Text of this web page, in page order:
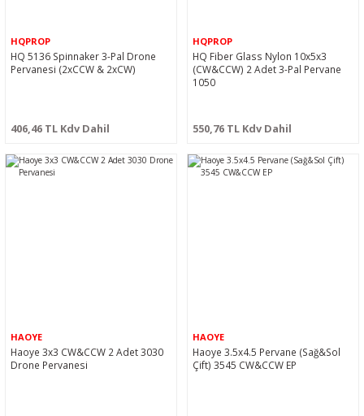
HQPROP
HQ 5136 Spinnaker 3-Pal Drone
Pervanesi (2xCCW & 2xCW)
406,46 TL Kdv Dahil
HQPROP
HQ Fiber Glass Nylon 10x5x3
(CW&CCW) 2 Adet 3-Pal Pervane
1050
550,76 TL Kdv Dahil
HAOYE
Haoye 3x3 CW&CCW 2 Adet 3030
Drone Pervanesi
HAOYE
Haoye 3.5x4.5 Pervane (Sağ&Sol
Çift) 3545 CW&CCW EP